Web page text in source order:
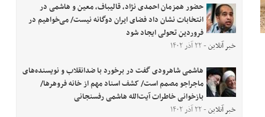
حضور همزمان احمدی نژاد، قالیباف، معین و هاشمی در
انتخابات نشان داد فضای ایران دوگانه نیست/ می‌خواهیم در
فروردین تحولی ایجاد شود
خبر آنلاین- ۲۲ آذر ۱۴۰۲
هاشمی شاهرودی گفت در برخورد با ضدانقلاب و نویسنده‌های
ماجراجو مصمم است/ کشف اسناد مهم از خانه فروهرها/
بازخوانی خاطرات آیت‌الله هاشمی رفسنجانی
خبر آنلاین- ۲۲ آذر ۱۴۰۲